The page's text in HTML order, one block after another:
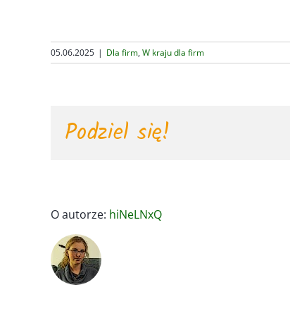
05.06.2025 | Dla firm, W kraju dla firm
Podziel się!
O autorze: hiNeLNxQ